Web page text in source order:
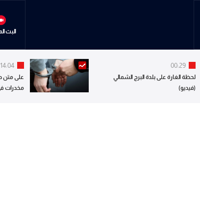
البث
00:29
لحظة الغارة على بلدة البرج الشمالي
(فيديو)
14:04
على متن
مخدرات